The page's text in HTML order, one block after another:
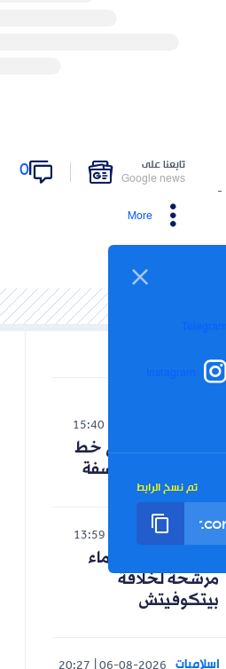
16/07/2024 -
تابعنا على
Google news
0
More
Telegram
Instagram
تم نسخ الرابط
15:40
حنون تدخل على خط
الجدل حول الفلسفة
رياضة 06-08-2026
13:59
رسميا.. ثلاثة أسماء
مرشحة لخلافة
بيتكوفيتش